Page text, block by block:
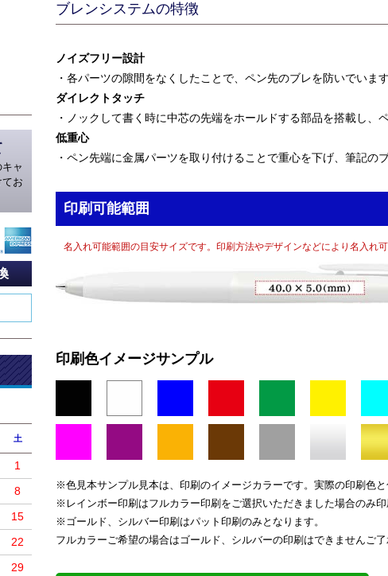
ャ
お
土
1
8
15
22
29
ブレンシステムの特徴
ノイズフリー設計
・各パーツの隙間をなくしたことで、ペン先のブレを防いでいます
ダイレクトタッチ
・ノックして書く時に中芯の先端をホールドする部品を搭載し、
低重心
・ペン先端に金属パーツを取り付けることで重心を下げ、筆記の
印刷可能範囲
名入れ可能範囲の目安サイズです。印刷方法やデザインなどにより名入れ
印刷色イメージサンプル
※色見本サンプル見本は、印刷のイメージカラーです。実際の印刷色
※レインボー印刷はフルカラー印刷をご選択いただきました場合のみ印
※ゴールド、シルバー印刷はパット印刷のみとなります。
フルカラーご希望の場合はゴールド、シルバーの印刷はできませんご了